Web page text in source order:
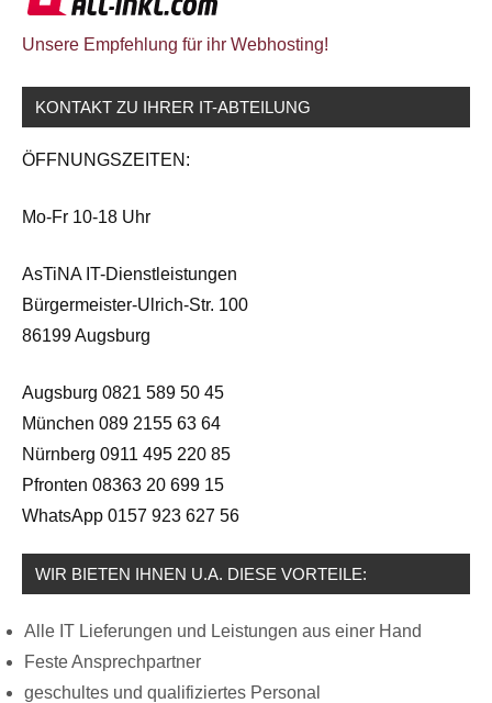
Unsere Empfehlung für ihr Webhosting!
KONTAKT ZU IHRER IT-ABTEILUNG
ÖFFNUNGSZEITEN:
Mo-Fr 10-18 Uhr
AsTiNA IT-Dienstleistungen
Bürgermeister-Ulrich-Str. 100
86199 Augsburg
Augsburg 0821 589 50 45
München 089 2155 63 64
Nürnberg 0911 495 220 85
Pfronten 08363 20 699 15
WhatsApp 0157 923 627 56
WIR BIETEN IHNEN U.A. DIESE VORTEILE:
Alle IT Lieferungen und Leistungen aus einer Hand
Feste Ansprechpartner
geschultes und qualifiziertes Personal